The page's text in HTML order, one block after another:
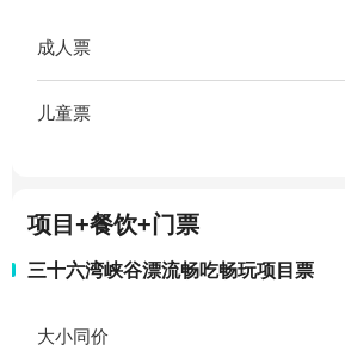
成人票
儿童票
项目+餐饮+门票
三十六湾峡谷漂流畅吃畅玩项目票
大小同价